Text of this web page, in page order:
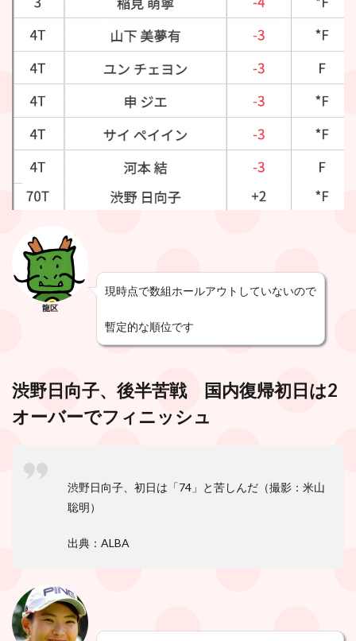
龍区
現時点で数組ホールアウトしていないので
暫定的な順位です
渋野日向子、後半苦戦 国内復帰初日は2
オーバーでフィニッシュ
渋野日向子、初日は「74」と苦しんだ（撮影：米山
聡明）
出典：ALBA